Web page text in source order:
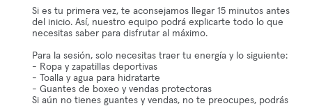
Si es tu primera vez, te aconsejamos llegar 15 minutos antes
del inicio. Así, nuestro equipo podrá explicarte todo lo que
necesitas saber para disfrutar al máximo.
Para la sesión, solo necesitas traer tu energía y lo siguiente:
- Ropa y zapatillas deportivas
- Toalla y agua para hidratarte
- Guantes de boxeo y vendas protectoras
Si aún no tienes guantes y vendas, no te preocupes, podrás